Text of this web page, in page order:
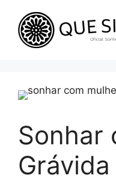
para
conteúdo
Sonhar
Grávida